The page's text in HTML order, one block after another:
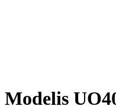
Modelis